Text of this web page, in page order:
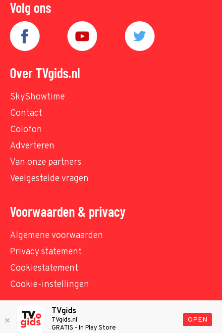
Volg ons
Over TVgids.nl
SkyShowtime
Contact
Colofon
Adverteren
Van onze partners
Veelgestelde vragen
Voorwaarden & privacy
Algemene voorwaarden
Privacy statement
Cookiestatement
Cookie-instellingen
© TVgids.nl 2026 - All rights reserved. No text and
datamining.
TVgids
TVgids.nl
GRATIS - In Play Store
OPEN